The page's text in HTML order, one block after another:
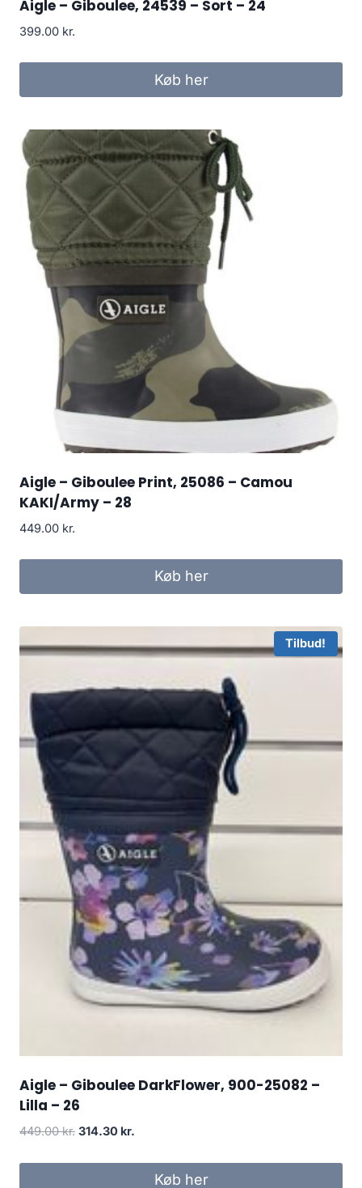
Aigle – Giboulee, 24539 – Sort – 24
399.00 kr.
Køb her
Aigle – Giboulee Print, 25086 – Camou
KAKI/Army – 28
449.00 kr.
Køb her
Tilbud!
Aigle – Giboulee DarkFlower, 900-25082 –
Lilla – 26
449.00kr. Den
pris
314.30 kr.
pris
Køb her